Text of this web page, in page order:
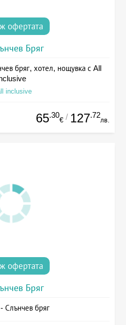
офертата
Бряг
бряг, хотел, нощувка с All
inclusive
65.30
€ / 127.72
лв.
офертата
Бряг
Слънчев бряг